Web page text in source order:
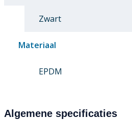
Zwart
Materiaal
EPDM
Algemene specificaties